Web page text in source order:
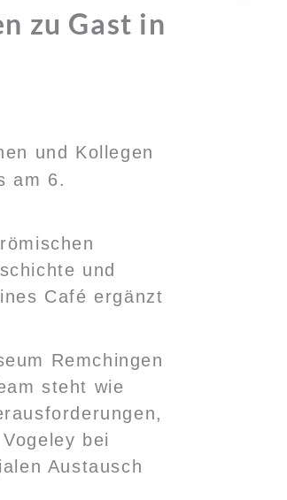
zu Gast in
und Kollegen
am 6.
und
Café ergänzt
Remchingen
steht wie
bei
Austausch